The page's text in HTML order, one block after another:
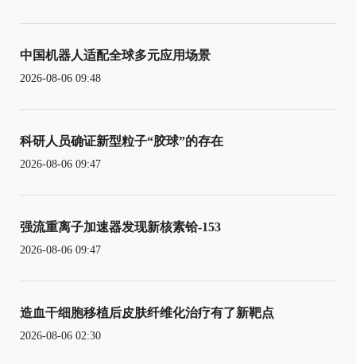
中国机器人适配全球多元应用场景
2026-08-06 09:48
科研人员确证新型粒子“胶球”的存在
2026-08-06 09:47
强流重离子加速器发现新核素铪-153
2026-08-06 09:47
造血干细胞移植后皮肤纤维化治疗有了新靶点
2026-08-06 02:30